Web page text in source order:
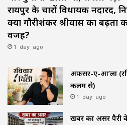
रायपुर के चारों विधायक नदारद,
क्या गौरीशंकर श्रीवास का बढ़ता
वजह?
1 day ago
अफ़सर-ए-आ’ला
कलम से)
1 day ago
खबर का असर पैरी